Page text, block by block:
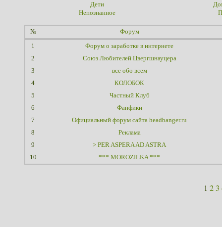
Дети
Непознанное
№ Форум
1
Форум о заработке в интернете
2
Союз Любителей Цвергшнауцера
3
все обо всем
4
КОЛОБОК
5
Частный Клуб
6
Фанфики
7
Официальный форум сайта headbanger.ru
8
Реклама
9
> PER ASPERA AD ASTRA
10
*** MOROZILKA ***
1 2 3